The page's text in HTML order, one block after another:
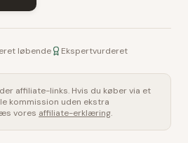
løbende Ekspertvurderet
affiliate-links. Hvis du køber via et
kommission uden ekstra
vores affiliate-erklæring.